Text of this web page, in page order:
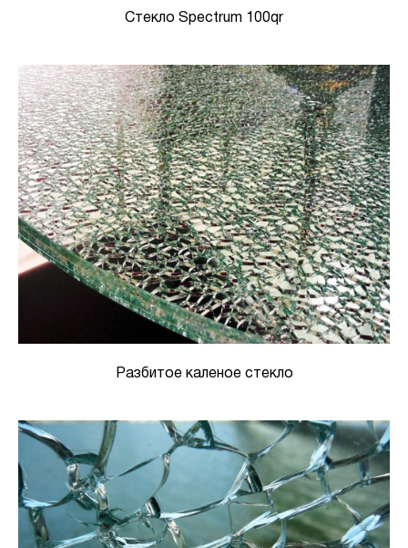
Стекло Spectrum 100qr
Разбитое каленое стекло